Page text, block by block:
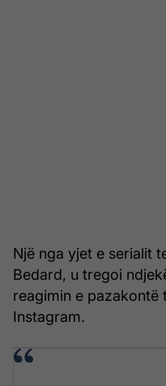
Një nga yjet e serialit
Bedard, u tregoi
reagimin e pazakontë
Instagram.